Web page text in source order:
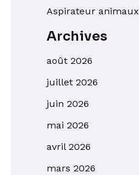
Aspirateur animaux
Archives
août 2026
juillet 2026
juin 2026
mai 2026
avril 2026
mars 2026